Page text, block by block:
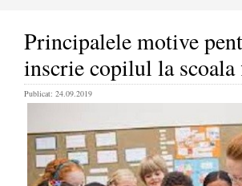
Principalele motive
inscrie copilul la scoala
Publicat: 24.09.2019